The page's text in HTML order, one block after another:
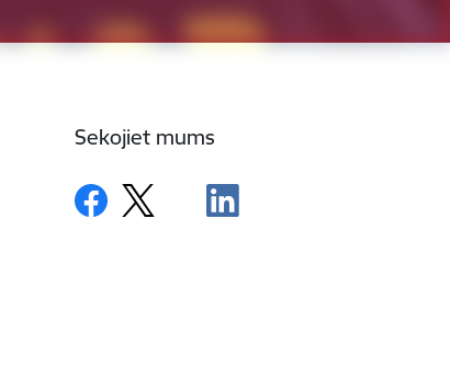
Sekojiet mums